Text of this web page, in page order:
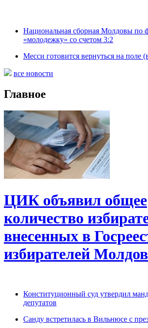
Национальная сборная Молдовы по
«молодежку» со счетом 3:2
Месси готовится вернуться на поле
все новости
Главное
ЦИК объявил общее
количество
внесенных в
избирателей
Конституционный суд утвердил
депутатов
Санду встретилась в Вильнюсе с